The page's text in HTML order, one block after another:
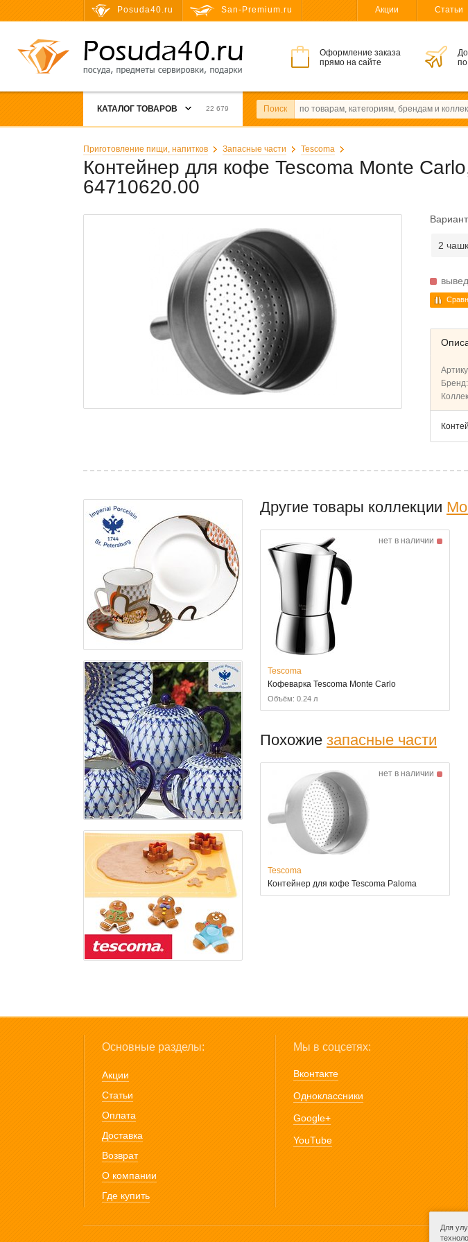
Posuda40.ru San-Premium.ru Акции Статьи
Оформление заказа
прямо на сайте
КАТАЛОГ ТОВАРОВ 22 679 Поиск
Приготовление пищи, напитков Запасные части Tescoma
Контейнер для кофе Tescoma Monte
64710620.00
2
Бренд:
Другие товары коллекции
нет в наличии
Tescoma
Кофеварка Tescoma Monte Carlo
Объём: 0.24 л
Похожие запасные части
нет в наличии
Tescoma
Контейнер для кофе Tescoma Paloma
Основные разделы:
Акции
Статьи
Оплата
Доставка
Возврат
О компании
Где купить
Мы в соцсетях:
Вконтакте
Одноклассники
Google+
YouTube
Для